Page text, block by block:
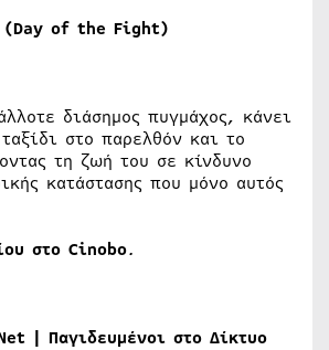
(Day of the Fight)
διάσημος πυγμάχος, κάνει
στο παρελθόν και το
τη ζωή του σε κίνδυνο
κατάστασης που μόνο αυτός
στο Cinobo.
| Παγιδευμένοι στο Δίκτυο